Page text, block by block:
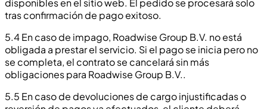
disponibles en el sitio web. El pedido se procesará solo
tras confirmación de pago exitoso.
5.4 En caso de impago, Roadwise Group B.V. no está
obligada a prestar el servicio. Si el pago se inicia pero no
se completa, el contrato se cancelará sin más
obligaciones para Roadwise Group B.V..
5.5 En caso de devoluciones de cargo injustificadas o